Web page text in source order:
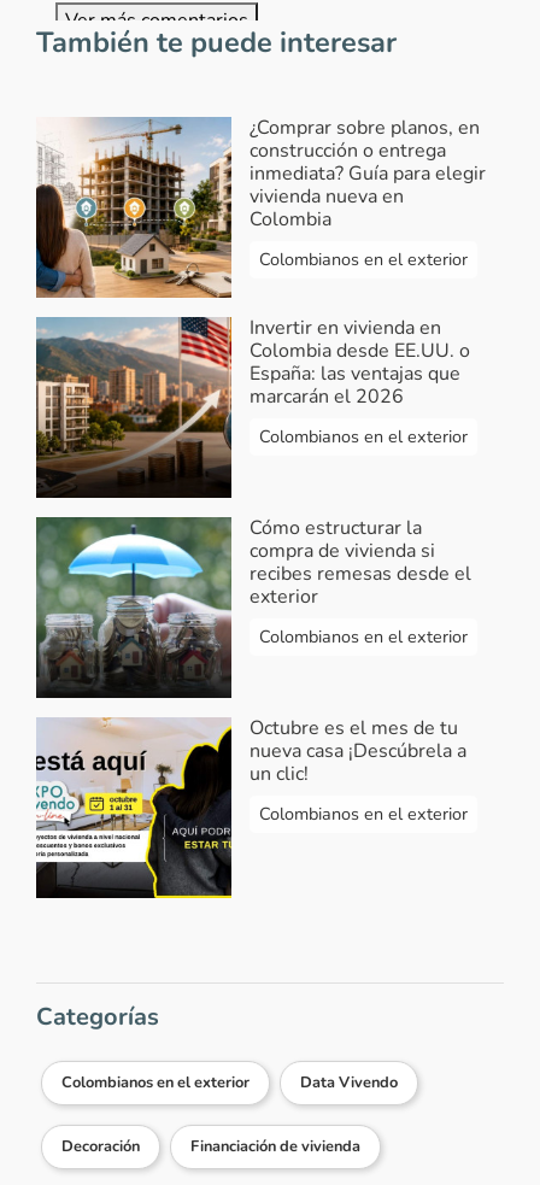
Ver más comentarios
También te puede interesar
¿Comprar sobre planos, en
construcción o entrega
inmediata? Guía para elegir
vivienda nueva en
Colombia
Colombianos en el exterior
Invertir en vivienda en
Colombia desde EE.UU. o
España: las ventajas que
marcarán el 2026
Colombianos en el exterior
Cómo estructurar la
compra de vivienda si
recibes remesas desde el
exterior
Colombianos en el exterior
Octubre es el mes de tu
nueva casa ¡Descúbrela a
un clic!
Colombianos en el exterior
Categorías
Colombianos en el exterior Data Vivendo
Decoración Financiación de vivienda